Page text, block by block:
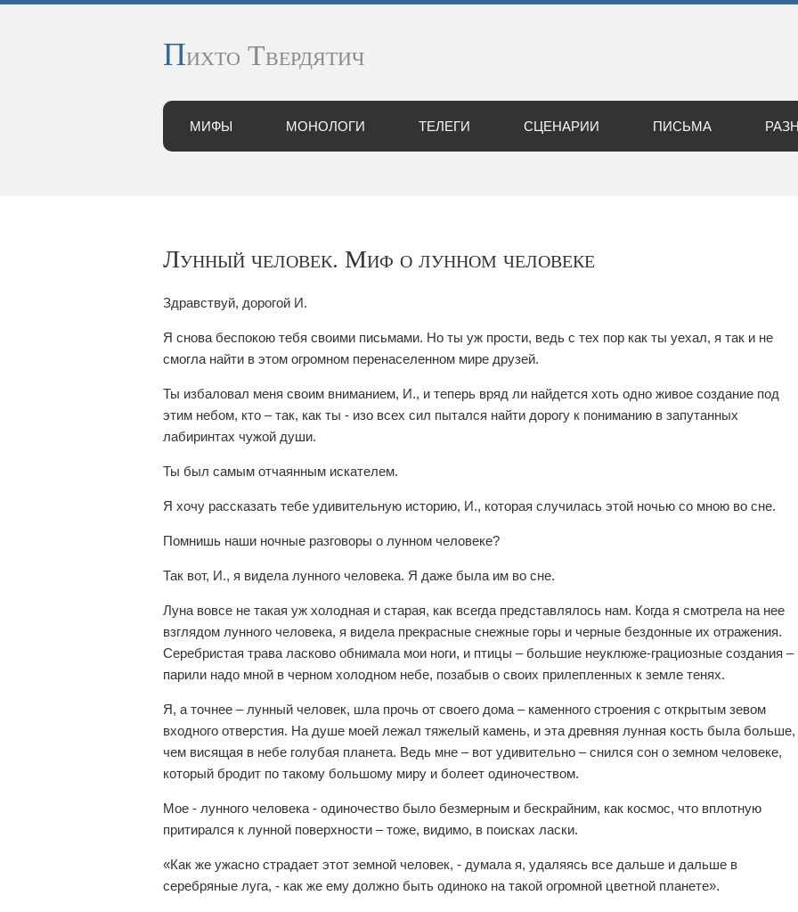
Пихто Твердятич
МИФЫ МОНОЛОГИ ТЕЛЕГИ СЦЕНАРИИ ПИСЬМА
Лунный человек. Миф о лунном человеке
Здравствуй, дорогой И.
Я снова беспокою тебя своими письмами. Но ты уж прости, ведь с тех пор как ты уехал, я так и не
смогла найти в этом огромном перенаселенном мире друзей.
Ты избаловал меня своим вниманием, И., и теперь вряд ли найдется хоть одно живое создание под
этим небом, кто – так, как ты - изо всех сил пытался найти дорогу к пониманию в запутанных
лабиринтах чужой души.
Ты был самым отчаянным искателем.
Я хочу рассказать тебе удивительную историю, И., которая случилась этой ночью со мною во сне.
Помнишь наши ночные разговоры о лунном человеке?
Так вот, И., я видела лунного человека. Я даже была им во сне.
Луна вовсе не такая уж холодная и старая, как всегда представлялось нам. Когда я смотрела на нее
взглядом лунного человека, я видела прекрасные снежные горы и черные бездонные их отражения.
Серебристая трава ласково обнимала мои ноги, и птицы – большие неуклюже-грациозные создания –
парили надо мной в черном холодном небе, позабыв о своих прилепленных к земле тенях.
Я, а точнее – лунный человек, шла прочь от своего дома – каменного строения с открытым зевом
входного отверстия. На душе моей лежал тяжелый камень, и эта древняя лунная кость была больше,
чем висящая в небе голубая планета. Ведь мне – вот удивительно – снился сон о земном человеке,
который бродит по такому большому миру и болеет одиночеством.
Мое - лунного человека - одиночество было безмерным и бескрайним, как космос, что вплотную
притирался к лунной поверхности – тоже, видимо, в поисках ласки.
«Как же ужасно страдает этот земной человек, - думала я, удаляясь все дальше и дальше в
серебряные луга, - как же ему должно быть одиноко на такой огромной цветной планете».